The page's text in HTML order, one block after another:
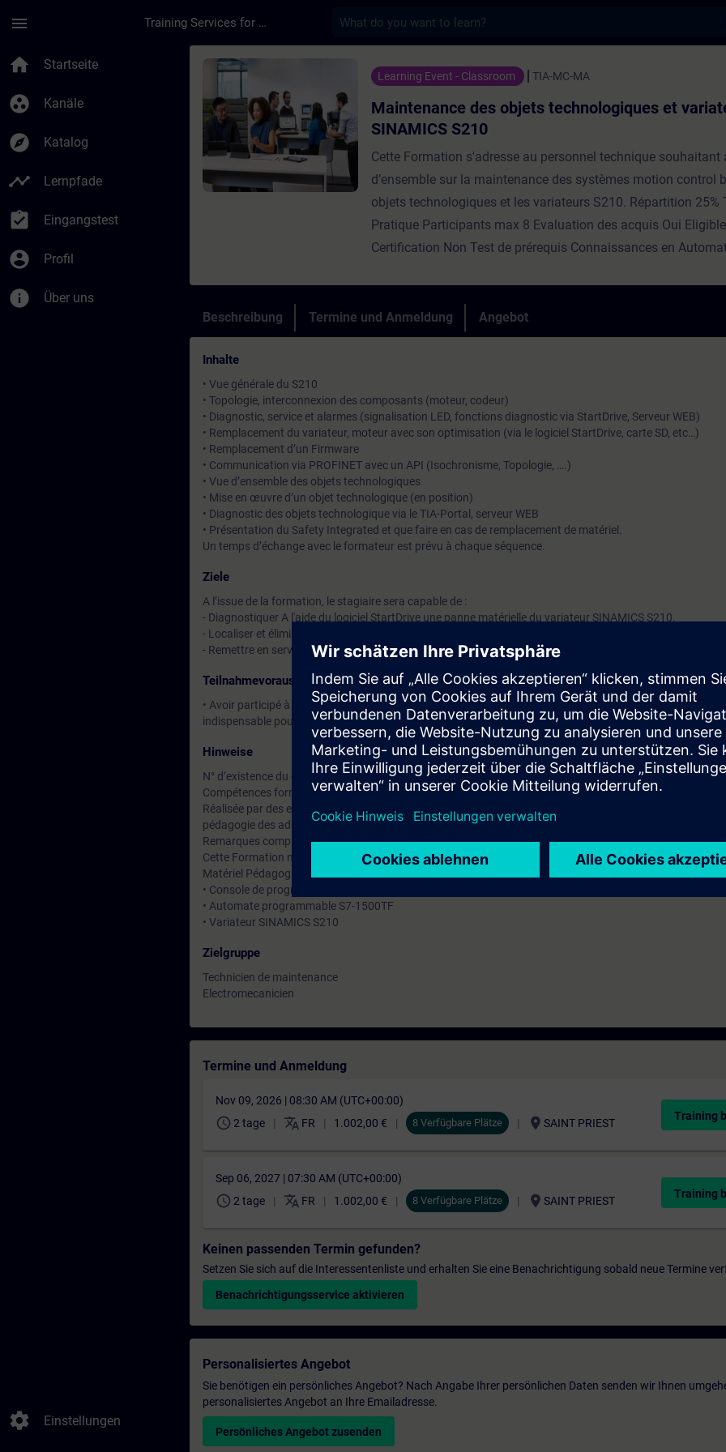
menu Training Services for Digital Industries
home Startseite
group_work Kanäle
explore Katalog
timeline Lernpfade
assignment_turned_in Eingangstest
account_circle Profil
info Über uns
settings Einstellungen
Kurs - Maintenance des objets technologiques et variateurs
Learning Event - Classroom TIA-MC-MA
Maintenance des objets technologiques et
SINAMICS S210
Cette Formation s'adresse au personnel technique souhaitant
d’ensemble sur la maintenance des systèmes motion control
objets technologiques et les variateurs S210. Répartition 25%
Pratique Participants max 8 Evaluation des acquis Oui
Certification Non Test de prérequis Connaissances en
Beschreibung Termine und Anmeldung Angebot
Inhalte
• Vue générale du S210
• Topologie, interconnexion des composants (moteur, codeur)
• Diagnostic, service et alarmes (signalisation LED, fonctions diagnostic via StartDrive, Serveur WEB)
• Remplacement du variateur, moteur avec son optimisation (via le logiciel StartDrive, carte SD, etc…)
• Remplacement d’un Firmware
• Communication via PROFINET avec un API (Isochronisme, Topologie, ….)
• Vue d’ensemble des objets technologiques
• Mise en œuvre d’un objet technologique (en position)
• Diagnostic des objets technologique via le TIA-Portal, serveur WEB
• Présentation du Safety Integrated et que faire en cas de remplacement de matériel.
Un temps d’échange avec le formateur est prévu à chaque séquence.
Ziele
A l’issue de la formation, le stagiaire sera capable de :
- Diagnostiquer A l'aide du logiciel StartDrive une panne matérielle du variateur SINAMICS S210.
- Localiser et éliminer les défauts.
- Remettre en service le variateur SINAMICS S210.( Echange de composants et chargement des
Teilnahmevoraussetzung
• Avoir participé à la formation TIA Portal niveau 1 maintenance (TIA-SERV1) ou avoir un niveau
indispensable pour atteindre les objectifs.
Hinweise
N° d’existence du centre de formation SITRAIN : 11 93 00 205 93
Compétences formateur :
Réalisée par des experts assurant au quotidien des missions techniques auprès des entreprises, formés
pédagogie des adultes avec un suivi et une actualisation de leurs compétences théoriques, pratiques, et
Remarques complémentaires :
Cette Formation ne convient pas à la gamme de produits S7-300/400
Matériel Pédagogique (à titre indicatif par binôme) :
• Console de programmation (TIA-PORTAL Professional)
• Automate programmable S7-1500TF
• Variateur SINAMICS S210
Zielgruppe
Technicien de maintenance
Electromecanicien
Termine und Anmeldung
Nov 09, 2026 | 08:30 AM (UTC+00:00)
schedule 2 tage translate FR 1.002,00 € 8 Verfügbare Plätze location_on SAINT PRIEST
Training
Sep 06, 2027 | 07:30 AM (UTC+00:00)
schedule 2 tage translate FR 1.002,00 € 8 Verfügbare Plätze location_on SAINT PRIEST
Training
Keinen passenden Termin gefunden?
Setzen Sie sich auf die Interessentenliste und erhalten Sie eine Benachrichtigung sobald neue Termine
Benachrichtigungsservice aktivieren
Personalisiertes Angebot
Sie benötigen ein persönliches Angebot? Nach Angabe Ihrer persönlichen Daten senden wir Ihnen
personalisiertes Angebot an Ihre Emailadresse.
Persönliches Angebot zusenden